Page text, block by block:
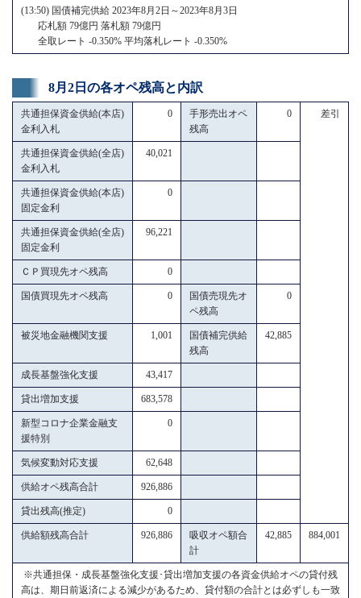
(13:50) 国債補完供給 2023年8月2日～2023年8月3日
応札額 79億円 落札額 79億円
全取レート -0.350% 平均落札レート -0.350%
8月2日の各オペ残高と内訳
共通担保資金供給(本店)
金利入札
0
手形売出オペ
残高
0 差引
共通担保資金供給(全店)
金利入札
40,021
共通担保資金供給(本店)
固定金利
0
共通担保資金供給(全店)
固定金利
96,221
ＣＰ買現先オペ残高 0
国債買現先オペ残高 0
国債売現先オ
ペ残高
0
被災地金融機関支援 1,001
国債補完供給
残高
42,885
成長基盤強化支援 43,417
貸出増加支援 683,578
新型コロナ企業金融支
援特別
0
気候変動対応支援 62,648
供給オペ残高合計 926,886
貸出残高(推定) 0
供給額残高合計 926,886
吸収オペ額合
計
42,885 884,001
※共通担保・成長基盤強化支援･貸出増加支援の各資金供給オペの貸付残
高は、期日前返済による減少があるため、貸付額の合計とは必ずしも一致